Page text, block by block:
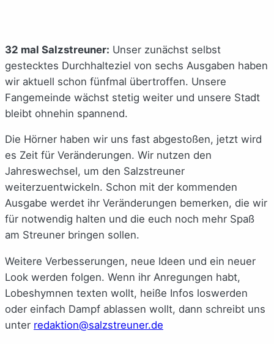
32 mal Salzstreuner: Unser zunächst selbst
gestecktes Durchhalteziel von sechs Ausgaben haben
wir aktuell schon fünfmal übertroffen. Unsere
Fangemeinde wächst stetig weiter und unsere Stadt
bleibt ohnehin spannend.
Die Hörner haben wir uns fast abgestoßen, jetzt wird
es Zeit für Veränderungen. Wir nutzen den
Jahreswechsel, um den Salzstreuner
weiterzuentwickeln. Schon mit der kommenden
Ausgabe werdet ihr Veränderungen bemerken, die wir
für notwendig halten und die euch noch mehr Spaß
am Streuner bringen sollen.
Weitere Verbesserungen, neue Ideen und ein neuer
Look werden folgen. Wenn ihr Anregungen habt,
Lobeshymnen texten wollt, heiße Infos loswerden
oder einfach Dampf ablassen wollt, dann schreibt uns
unter redaktion@salzstreuner.de